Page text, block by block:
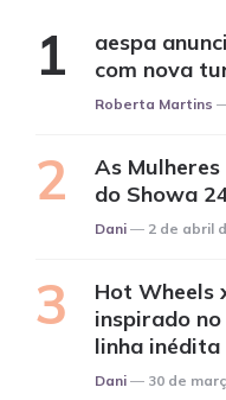
aespa
com nova
Posted
Roberta Martins
As
do Showa
Posted
Dani 2 de abril
Hot Wheels
inspirado
linha inédita
Posted
Dani 30 de